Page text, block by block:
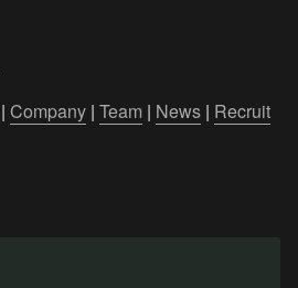
| Company | Team | News | Recruit